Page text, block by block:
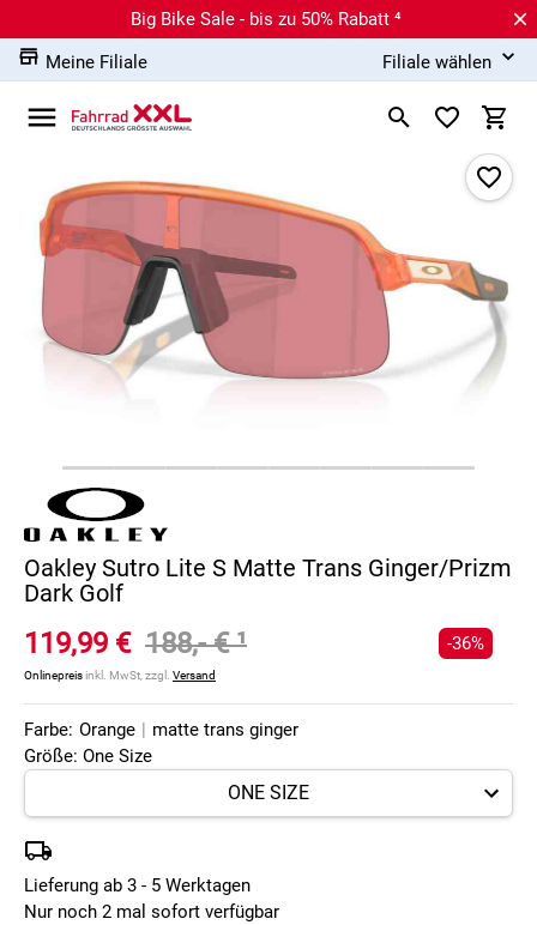
Big Bike Sale - bis zu 50% Rabatt ⁴
Meine Filiale
Filiale wählen
Oakley Sutro Lite S Matte Trans Ginger/Prizm
Dark Golf
119,99 € 188,- €¹
Onlinepreisinkl. MwSt, zzgl. Versand
-36%
Farbe: Orange | matte trans ginger
Größe: One Size
Lieferung ab 3 - 5 Werktagen
Nur noch 2 mal sofort verfügbar